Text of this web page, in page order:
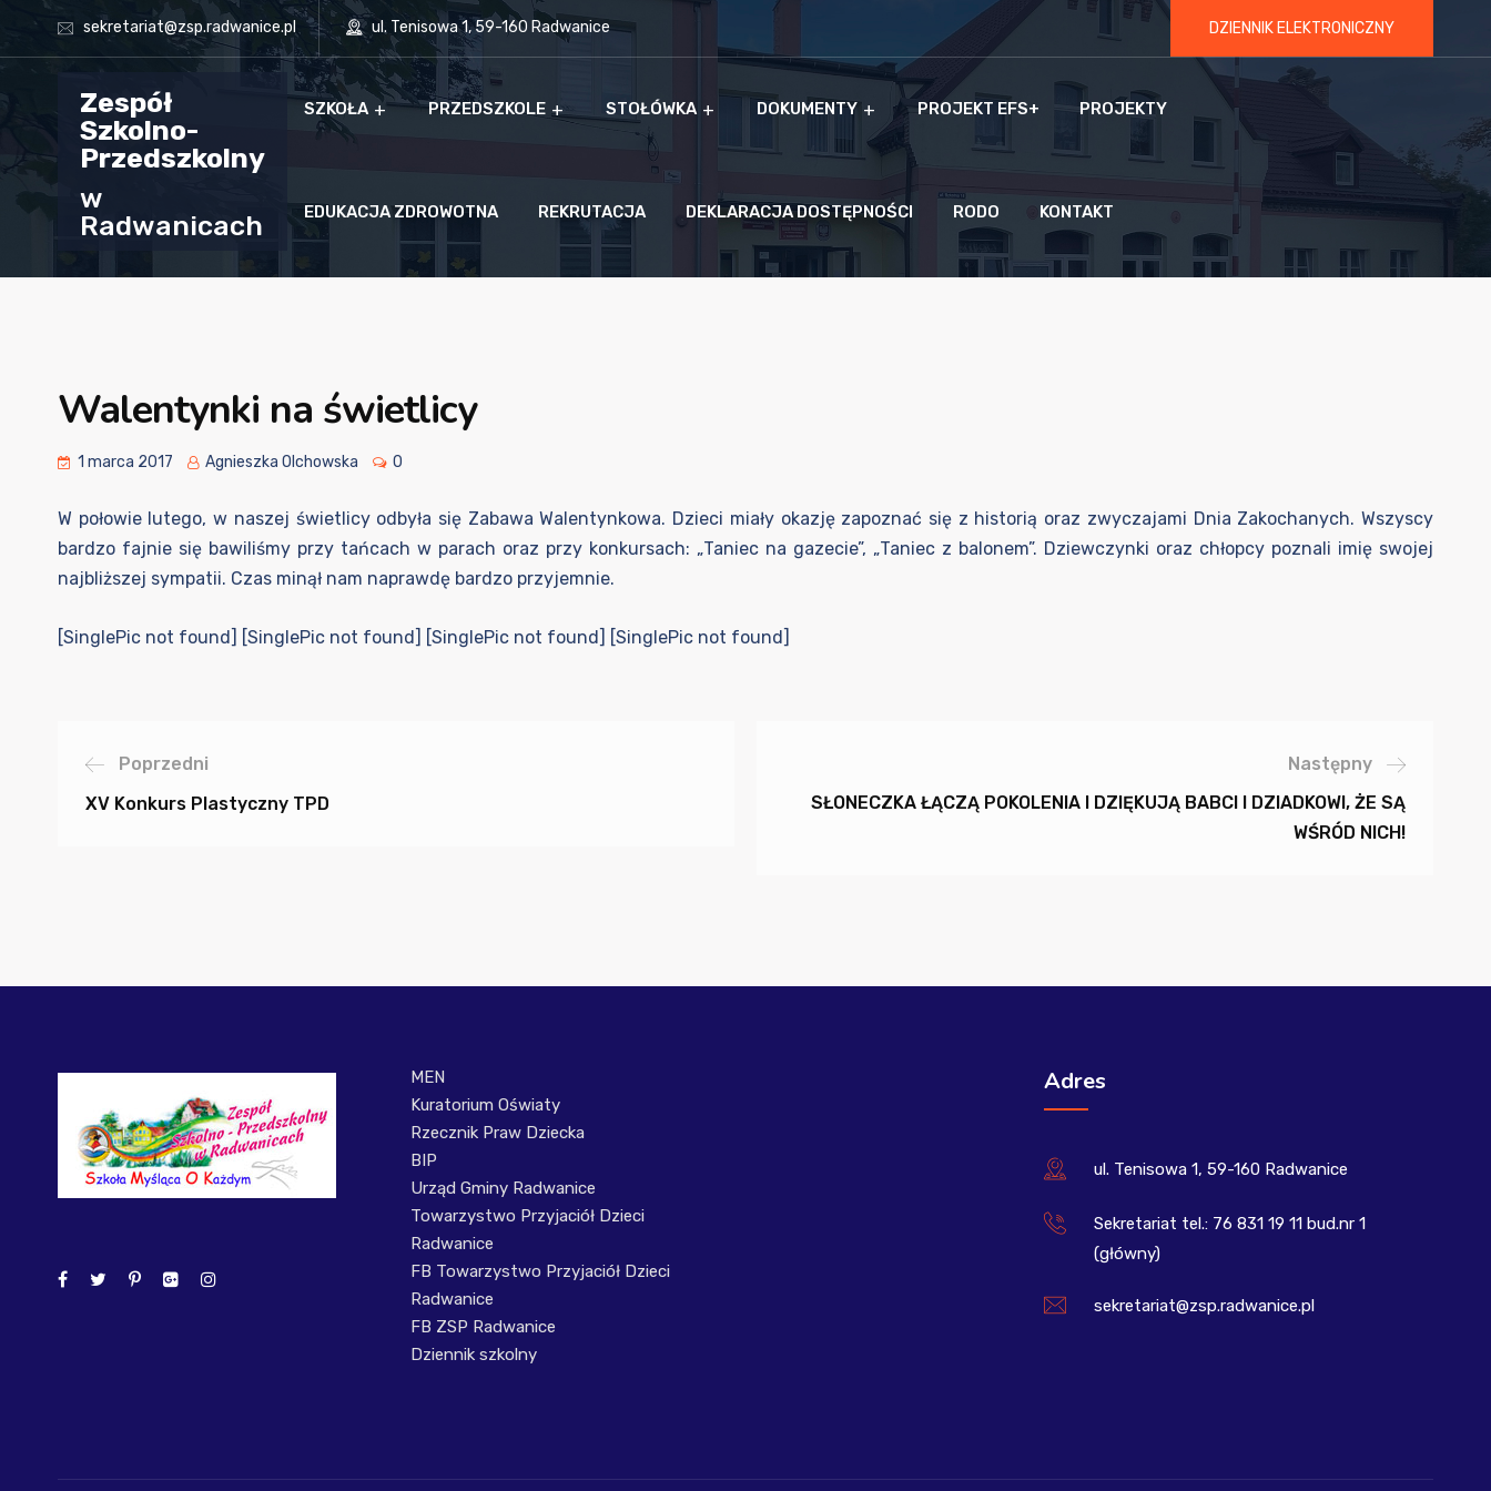
sekretariat@zsp.radwanice.pl ul. Tenisowa 1, 59-160 Radwanice DZIENNIK ELEKTRONICZNY
Zespół
Szkolno-
Przedszkolny
w
Radwanicach
SZKOŁA PRZEDSZKOLE STOŁÓWKA DOKUMENTY PROJEKT EFS+ PROJEKTY
EDUKACJA ZDROWOTNA REKRUTACJA DEKLARACJA DOSTĘPNOŚCI RODO KONTAKT
Walentynki na świetlicy
1 marca 2017 Agnieszka Olchowska 0
W połowie lutego, w naszej świetlicy odbyła się Zabawa Walentynkowa. Dzieci miały okazję zapoznać się z historią oraz zwyczajami Dnia Zakochanych. Wszyscy
bardzo fajnie się bawiliśmy przy tańcach w parach oraz przy konkursach: „Taniec na gazecie”, „Taniec z balonem”. Dziewczynki oraz chłopcy poznali imię swojej
najbliższej sympatii. Czas minął nam naprawdę bardzo przyjemnie.
[SinglePic not found] [SinglePic not found] [SinglePic not found] [SinglePic not found]
Poprzedni
XV Konkurs Plastyczny TPD
Następny
SŁONECZKA ŁĄCZĄ POKOLENIA I DZIĘKUJĄ BABCI I DZIADKOWI, ŻE SĄ
WŚRÓD NICH!
MEN
Kuratorium Oświaty
Rzecznik Praw Dziecka
BIP
Urząd Gminy Radwanice
Towarzystwo Przyjaciół Dzieci
Radwanice
FB Towarzystwo Przyjaciół Dzieci
Radwanice
FB ZSP Radwanice
Dziennik szkolny
Adres
ul. Tenisowa 1, 59-160 Radwanice
Sekretariat tel.: 76 831 19 11 bud.nr 1
(główny)
sekretariat@zsp.radwanice.pl